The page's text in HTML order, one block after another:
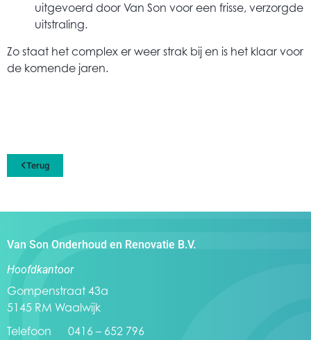
uitgevoerd door Van Son voor een frisse, verzorgde
uitstraling.
Zo staat het complex er weer strak bij en is het klaar voor
de komende jaren.
Terug
Van Son Onderhoud en Renovatie B.V.
Hoofdkantoor
Gompenstraat 43a
5145 RM Waalwijk
Telefoon 0416 – 652 796